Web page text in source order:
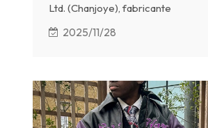
Ltd. (Chanjoye), fabricante
especializado en ropa urbana,
evento marca la entrada oficial de
Chanjoye en el mercado
australiano y neozelandés (ANZ).
2025/11/28